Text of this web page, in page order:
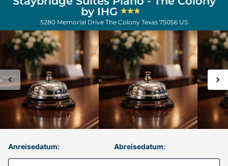
by IHG
5280 Memorial Drive The Colony Texas 75056 US
Anreisedatum: Abreisedatum: